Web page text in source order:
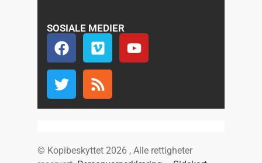
SOSIALE MEDIER
© Kopibeskyttet 2026 , Alle rettigheter